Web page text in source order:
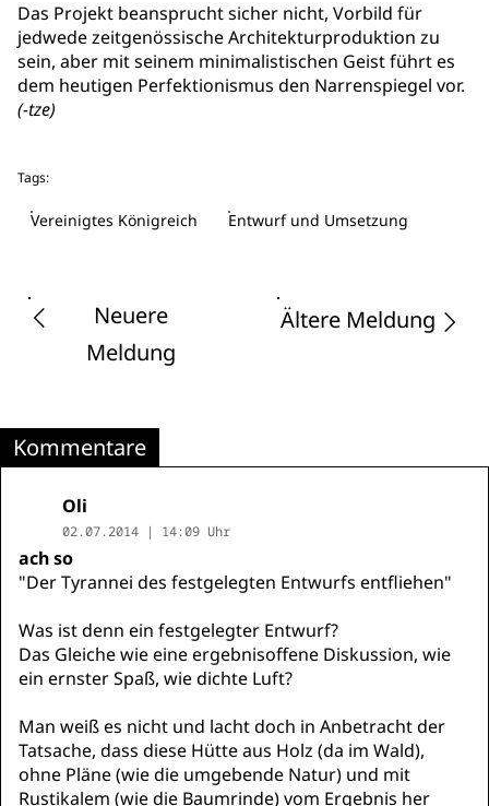
Das Projekt beansprucht sicher nicht, Vorbild für
jedwede zeitgenössische Architekturproduktion zu
sein, aber mit seinem minimalistischen Geist führt es
dem heutigen Perfektionismus den Narrenspiegel vor.
(-tze)
Tags:
Vereinigtes Königreich Entwurf und Umsetzung
Neuere
Meldung
Ältere Meldung
Kommentare
Oli
02.07.2014 | 14:09 Uhr
ach so
"Der Tyrannei des festgelegten Entwurfs entfliehen"
Was ist denn ein festgelegter Entwurf?
Das Gleiche wie eine ergebnisoffene Diskussion, wie
ein ernster Spaß, wie dichte Luft?
Man weiß es nicht und lacht doch in Anbetracht der
Tatsache, dass diese Hütte aus Holz (da im Wald),
ohne Pläne (wie die umgebende Natur) und mit
Rustikalem (wie die Baumrinde) vom Ergebnis her